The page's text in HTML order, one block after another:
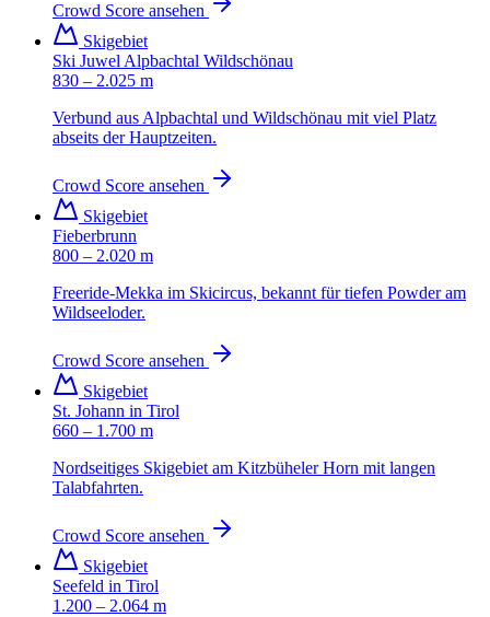
Crowd Score ansehen
Skigebiet
Ski Juwel Alpbachtal Wildschönau
830 – 2.025 m
Verbund aus Alpbachtal und Wildschönau mit viel Platz
abseits der Hauptzeiten.
Crowd Score ansehen
Skigebiet
Fieberbrunn
800 – 2.020 m
Freeride-Mekka im Skicircus, bekannt für tiefen Powder am
Wildseeloder.
Crowd Score ansehen
Skigebiet
St. Johann in Tirol
660 – 1.700 m
Nordseitiges Skigebiet am Kitzbüheler Horn mit langen
Talabfahrten.
Crowd Score ansehen
Skigebiet
Seefeld in Tirol
1.200 – 2.064 m